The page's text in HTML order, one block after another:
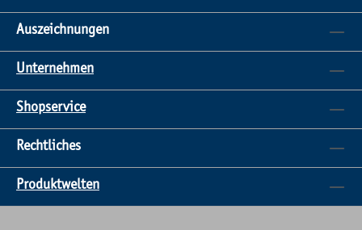
Auszeichnungen
Unternehmen
Shopservice
Rechtliches
Produktwelten